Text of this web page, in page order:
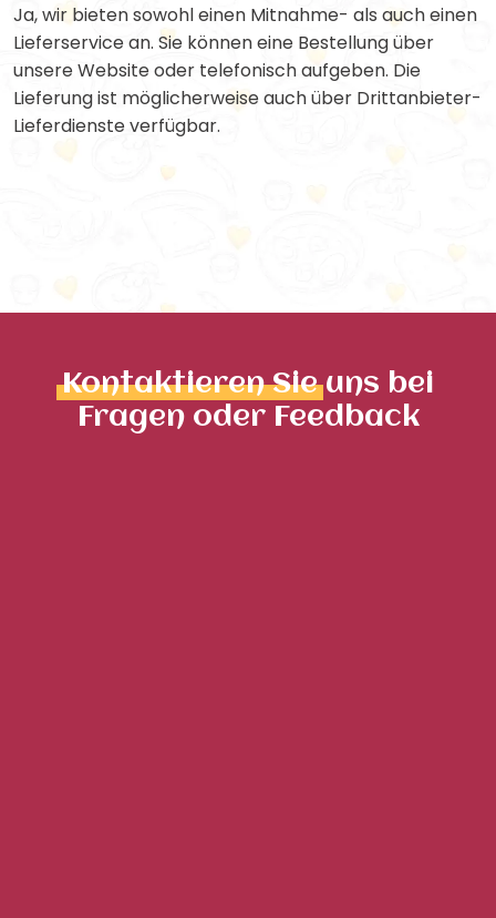
Ja, wir bieten sowohl einen Mitnahme- als auch einen
Lieferservice an. Sie können eine Bestellung über
unsere Website oder telefonisch aufgeben. Die
Lieferung ist möglicherweise auch über Drittanbieter-
Lieferdienste verfügbar.
Kontaktieren Sieuns bei
Fragen oder Feedback